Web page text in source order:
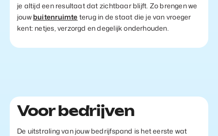
je altijd een resultaat dat zichtbaar blijft. Zo brengen we
jouw buitenruimte terug in de staat die je van vroeger
kent: netjes, verzorgd en degelijk onderhouden.
Voor bedrijven
De uitstraling van jouw bedrijfspand is het eerste wat